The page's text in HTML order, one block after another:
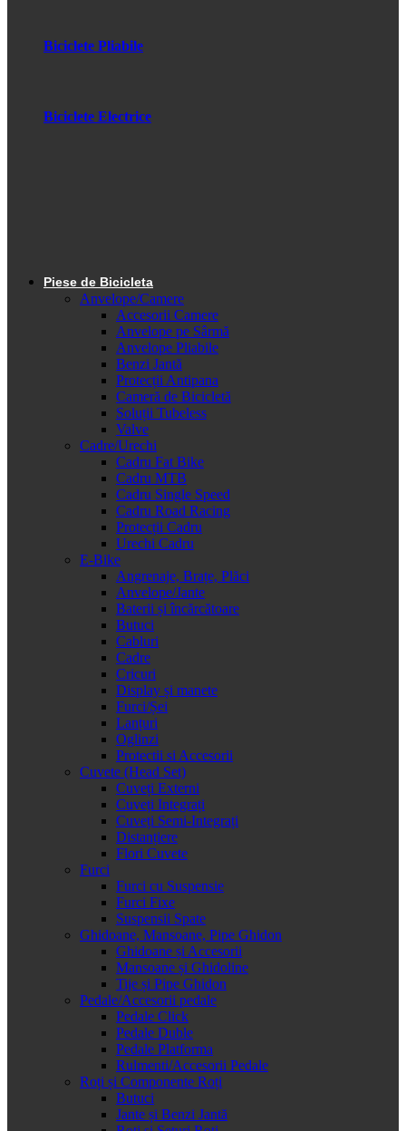
Biciclete Pliabile
Biciclete Electrice
Piese de Bicicleta
Anvelope/Camere
Accesorii Camere
Anvelope pe Sârmă
Anvelope Pliabile
Benzi Jantă
Protecții Antipana
Cameră de Bicicletă
Soluții Tubeless
Valve
Cadre/Urechi
Cadru Fat Bike
Cadru MTB
Cadru Single Speed
Cadru Road Racing
Protecții Cadru
Urechi Cadru
E-Bike
Angrenaje, Brațe, Plăci
Anvelope/Jante
Baterii și încărcătoare
Butuci
Cabluri
Cadre
Cricuri
Display și manete
Furci/Șei
Lanțuri
Oglinzi
Protectii si Accesorii
Cuvete (Head Set)
Cuveți Externi
Cuveți Integrați
Cuveți Semi-Integrați
Distanțiere
Flori Cuvete
Furci
Furci cu Suspensie
Furci Fixe
Suspensii Spate
Ghidoane, Mansoane, Pipe Ghidon
Ghidoane și Accesorii
Mansoane și Ghidoline
Tije și Pipe Ghidon
Pedale/Accesorii pedale
Pedale Click
Pedale Duble
Pedale Platforma
Rulmenti/Accesorii Pedale
Roți și Componente Roți
Butuci
Jante și Benzi Jantă